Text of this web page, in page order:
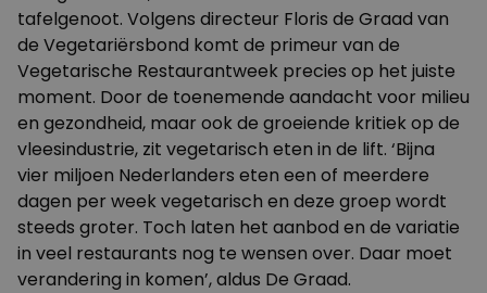
tafelgenoot. Volgens directeur Floris de Graad van
de Vegetariërsbond komt de primeur van de
Vegetarische Restaurantweek precies op het juiste
moment. Door de toenemende aandacht voor milieu
en gezondheid, maar ook de groeiende kritiek op de
vleesindustrie, zit vegetarisch eten in de lift. ‘Bijna
vier miljoen Nederlanders eten een of meerdere
dagen per week vegetarisch en deze groep wordt
steeds groter. Toch laten het aanbod en de variatie
in veel restaurants nog te wensen over. Daar moet
verandering in komen’, aldus De Graad.